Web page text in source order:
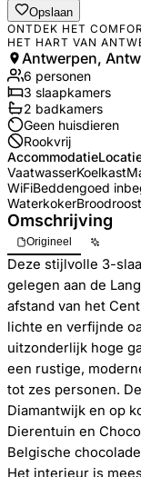
Opslaan
ONTDEK HET
HET HART VAN
Antwerpen,
6 personen
3 slaapkamers
2 badkamers
Geen huisdieren
Rookvrij
Accommodatie
VaatwasserKoelkast
WiFiBeddengoed
Waterkoker
Omschrijving
Origineel
Deze stijlvolle 3-
gelegen aan de
afstand van het
lichte en verfijnde
uitzonderlijk hoge
een rustige,
tot zes personen.
Diamantwijk en op
Dierentuin en
Belgische
Het interieur is